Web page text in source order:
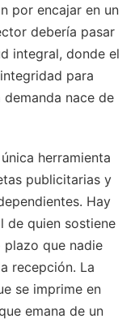
por encajar en un
debería pasar
integral, donde el
para
nace de
herramienta
publicitarias y
Hay
de quien sostiene
que nadie
recepción. La
se imprime en
emana de un